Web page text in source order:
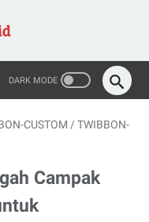
CUSTOM / TWIBBON-
Campak